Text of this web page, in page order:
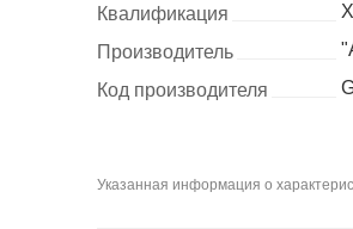
Квалификация
Производитель
Код производителя
Указанная информация о